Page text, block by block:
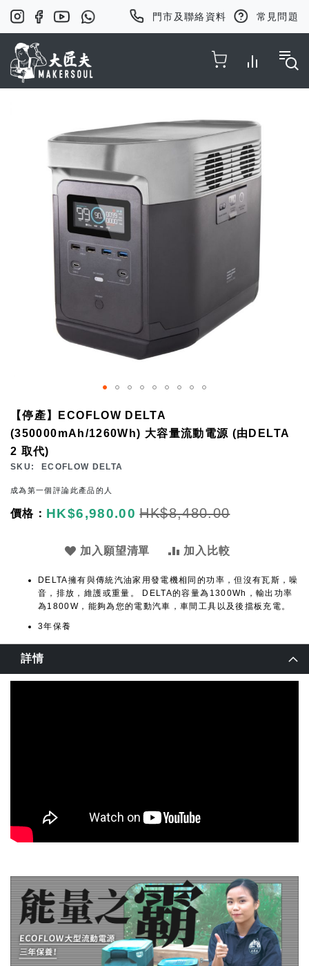
門市及聯絡資料 常見問題
【停產】ECOFLOW DELTA
(350000mAh/1260Wh) 大容量流動電源 (由DELTA
2 取代)
SKU ECOFLOW DELTA
成為第一個評論此產品的人
SpecialHK$6,980.00 HK$8,480.00
加入願望清單 加入比較
DELTA擁有與傳統汽油家用發電機相同的功率，但沒有瓦斯，噪
音，排放，維護或重量。 DELTA的容量為1300Wh，輸出功率
為1800W，能夠為您的電動汽車，車間工具以及後擋板充電。
3年保養
to
the
beginning
the
images
詳情